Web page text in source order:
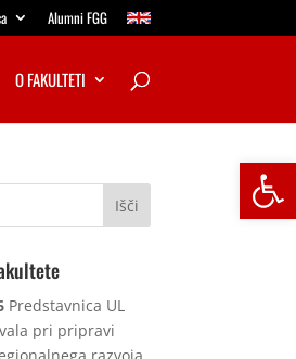
Alumni FGG
O FAKULTETI
Predstavnica UL
pri pripravi